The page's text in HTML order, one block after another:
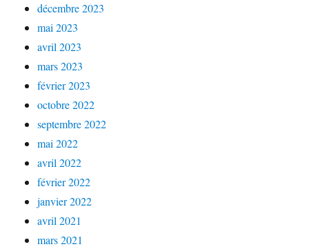
décembre 2023
mai 2023
avril 2023
mars 2023
février 2023
octobre 2022
septembre 2022
mai 2022
avril 2022
février 2022
janvier 2022
avril 2021
mars 2021